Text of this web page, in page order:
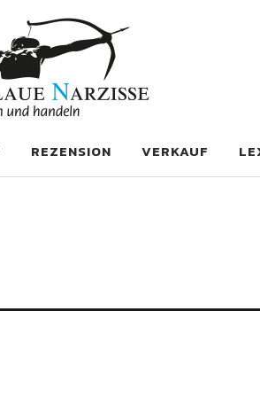
REZENSION VERKAUF